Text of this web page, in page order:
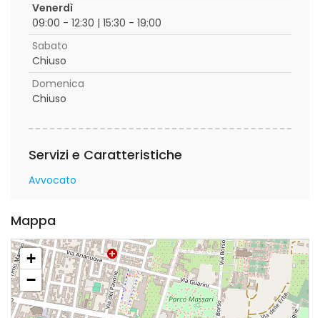
Venerdì
09:00 - 12:30 | 15:30 - 19:00
Sabato
Chiuso
Domenica
Chiuso
Servizi e Caratteristiche
Avvocato
Mappa
+
−